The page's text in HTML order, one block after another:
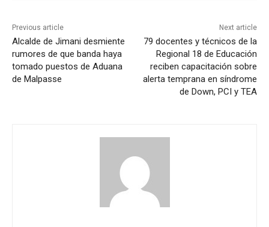
Previous article
Alcalde de Jimani desmiente
rumores de que banda haya
tomado puestos de Aduana
de Malpasse
Next article
79 docentes y técnicos de la
Regional 18 de Educación
reciben capacitación sobre
alerta temprana en síndrome
de Down, PCI y TEA